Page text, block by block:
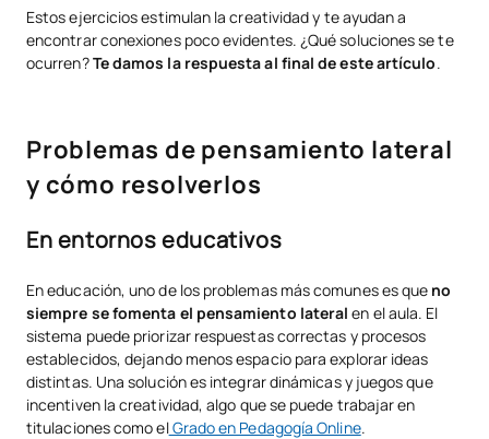
Estos ejercicios estimulan la creatividad y te ayudan a
encontrar conexiones poco evidentes. ¿Qué soluciones se te
ocurren?Te damos la respuesta al final de este artículo.
Problemas de pensamiento lateral
y cómo resolverlos
En entornos educativos
En educación, uno de los problemas más comunes es que no
siempre se fomenta el pensamiento lateral en el aula. El
sistema puede priorizar respuestas correctas y procesos
establecidos, dejando menos espacio para explorar ideas
distintas. Una solución es integrar dinámicas y juegos que
incentiven la creatividad, algo que se puede trabajar en
titulaciones como elGrado en Pedagogía Online.